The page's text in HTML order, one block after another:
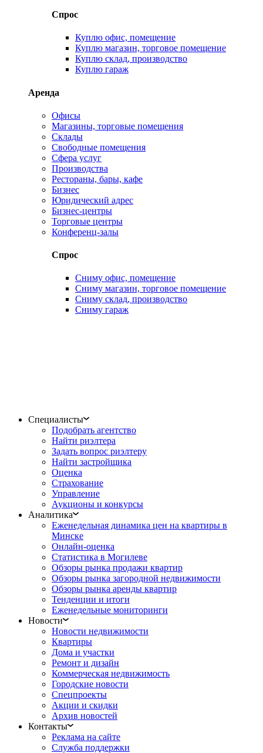
Спрос
Куплю офис, помещение
Куплю магазин, торговое помещение
Куплю склад, производство
Куплю гараж
Аренда
Офисы
Магазины, торговые помещения
Склады
Свободные помещения
Сфера услуг
Производства
Рестораны, бары, кафе
Бизнес
Юридический адрес
Бизнес-центры
Торговые центры
Конференц-залы
Спрос
Сниму офис, помещение
Сниму магазин, торговое помещение
Сниму склад, производство
Сниму гараж
Специалисты
Подобрать агентство
Найти риэлтера
Задать вопрос риэлтеру
Найти застройщика
Оценка
Страхование
Управление
Аукционы и конкурсы
Аналитика
Еженедельная динамика цен на квартиры в
Минске
Онлайн-оценка
Статистика в Могилеве
Обзоры рынка продажи квартир
Обзоры рынка загородной недвижимости
Обзоры рынка аренды квартир
Тенденции и итоги
Еженедельные мониторинги
Новости
Новости недвижимости
Квартиры
Дома и участки
Ремонт и дизайн
Коммерческая недвижимость
Городские новости
Спецпроекты
Акции и скидки
Архив новостей
Контакты
Реклама на сайте
Служба поддержки